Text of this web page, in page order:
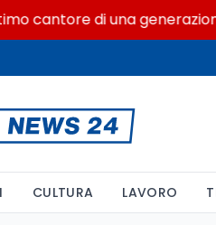
di una generazione
CULTURA LAVORO